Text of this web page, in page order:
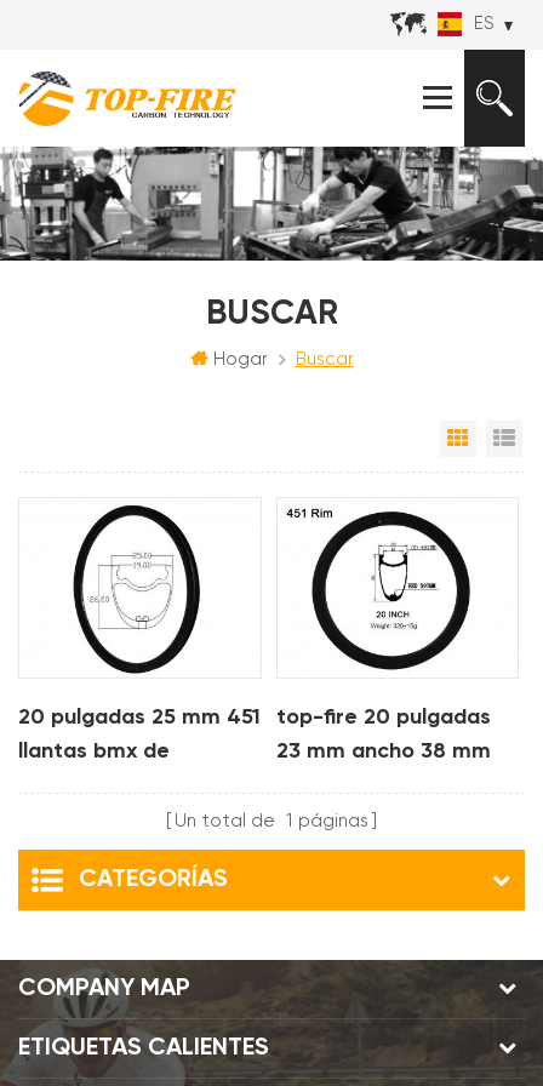
ES
BUSCAR
Hogar Buscar
Vista
20 pulgadas 25 mm 451
llantas bmx de
top-fire 20 pulgadas
23 mm ancho 38 mm
clincher bmx llantas de
carbono
Un total de 1 páginas
CATEGORÍAS
COMPANY MAP
ETIQUETAS CALIENTES